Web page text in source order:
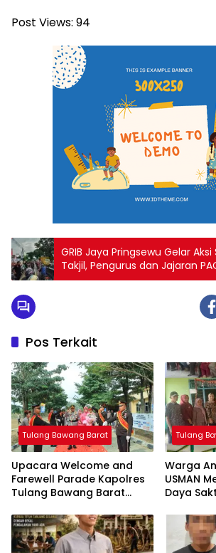
Post Views: 94
GRIB Jaya Pringsewu Gelar Aksi
Takjil, Pengurus dan Jajaran
Langsung ke Jalan
Pos Terkait
Tulang Bawang Barat
Upacara Welcome and
Farewell Parade Kapolres
Tulang Bawang Barat
Tulang
Warga
USMAN
Daya